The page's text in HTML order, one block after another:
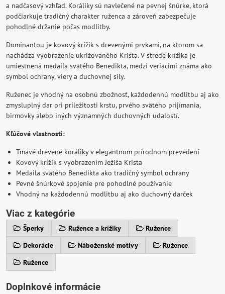
a nadčasový vzhľad. Koráliky sú navlečené na pevnej šnúrke, ktorá
podčiarkuje tradičný charakter ruženca a zároveň zabezpečuje
pohodlné držanie počas modlitby.
Dominantou je kovový krížik s drevenými prvkami, na ktorom sa
nachádza vyobrazenie ukrižovaného Krista. V strede krížika je
umiestnená medaila svätého Benedikta, medzi veriacimi známa ako
symbol ochrany, viery a duchovnej sily.
Ruženec je vhodný na osobnú zbožnosť, každodennú modlitbu aj ako
zmysluplný dar pri príležitosti krstu, prvého svätého prijímania,
birmovky alebo iných významných duchovných udalostí.
Kľúčové vlastnosti:
Tmavé drevené koráliky v elegantnom prírodnom prevedení
Kovový krížik s vyobrazením Ježiša Krista
Medaila svätého Benedikta ako tradičný symbol ochrany
Pevné šnúrkové spojenie pre pohodlné používanie
Vhodný na každodennú modlitbu aj ako duchovný darček
Viac z kategórie
Šperky Ružence a krížiky
Ružence
Dekorácie
Náboženské motívy
Ružence
Ružence
Doplnkové informácie